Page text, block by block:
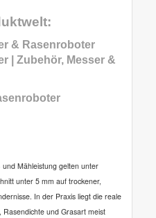
& Rasenroboter
| Zubehör, Messer &
Mähleistung gelten unter
unter 5 mm auf trockener,
In der Praxis liegt die reale
und Grasart meist